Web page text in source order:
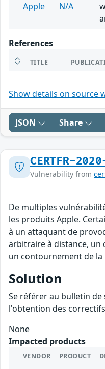
Apple
N/A
References
TITLE
Show details on source
JSON Share
CERTFR-
Vulnerability from
De multiples
les produits Apple.
à un attaquant de
arbitraire à distance, un
un contournement de
Solution
Se référer au bulletin
l'obtention des
None
Impacted products
VENDOR PRODUCT